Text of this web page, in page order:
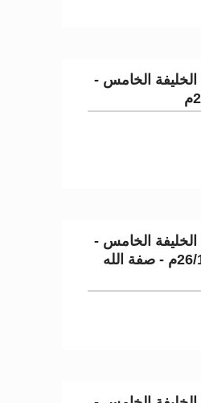
الخليفة الخامس -
الخليفة الخامس -
نصره الله تعالى - في 26/12/2008م - صفة الله